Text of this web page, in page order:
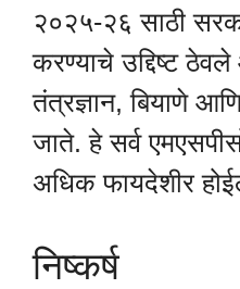
२०२५-२६ साठी
करण्याचे उद्दिष्ट
तंत्रज्ञान, बियाणे
जाते. हे सर्व
अधिक फायदेशीर
निष्कर्ष